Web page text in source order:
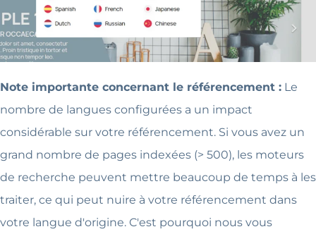
Note importante concernant le référencement : Le
nombre de langues configurées a un impact
considérable sur votre référencement. Si vous avez un
grand nombre de pages indexées (> 500), les moteurs
de recherche peuvent mettre beaucoup de temps à les
traiter, ce qui peut nuire à votre référencement dans
votre langue d'origine. C'est pourquoi nous vous